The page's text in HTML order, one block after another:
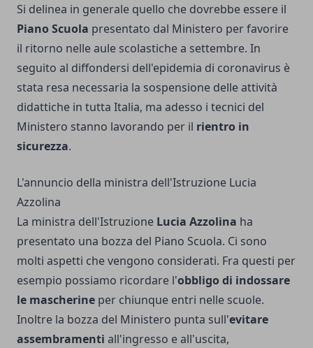
Si delinea in generale quello che dovrebbe essere il
Piano Scuola presentato dal Ministero per favorire
il ritorno nelle aule scolastiche a settembre. In
seguito al diffondersi dell'epidemia di coronavirus è
stata resa necessaria la sospensione delle attività
didattiche in tutta Italia, ma adesso i tecnici del
Ministero stanno lavorando per il rientro in
sicurezza.
L'annuncio della ministra dell'Istruzione Lucia
Azzolina
La ministra dell'Istruzione Lucia Azzolina ha
presentato una bozza del Piano Scuola. Ci sono
molti aspetti che vengono considerati. Fra questi per
esempio possiamo ricordare l'obbligo di indossare
le mascherine per chiunque entri nelle scuole.
Inoltre la bozza del Ministero punta sull'evitare
assembramenti all'ingresso e all'uscita,